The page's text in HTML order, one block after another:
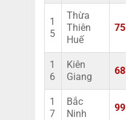
1
5
Thừa
Thiên
Huế
75
1
6
Kiên
Giang
68
1
7
Bắc
Ninh
99